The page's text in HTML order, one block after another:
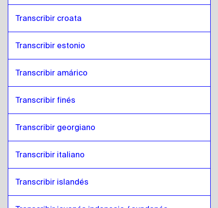
Transcribir croata
Transcribir estonio
Transcribir amárico
Transcribir finés
Transcribir georgiano
Transcribir italiano
Transcribir islandés